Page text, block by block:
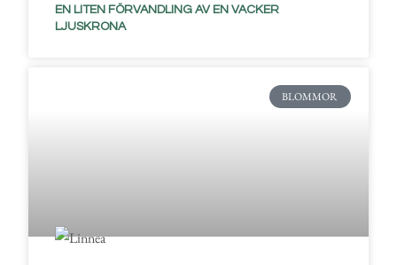
EN LITEN FÖRVANDLING AV EN VACKER
LJUSKRONA
BLOMMOR